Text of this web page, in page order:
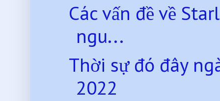
Các vấn đề về
ngu...
Thời sự đó đây
2022